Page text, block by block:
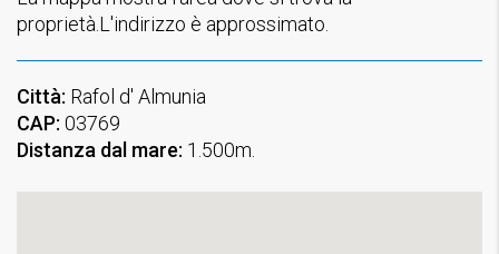
proprietà.L'indirizzo è approssimato.
Città: Rafol d' Almunia
CAP: 03769
Distanza dal mare: 1.500m.